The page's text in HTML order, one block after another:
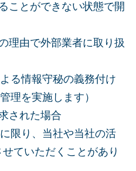
ことができない状態で開
理由で外部業者に取り扱
る情報守秘の義務付け
理を実施します）
された場合
限り、当社や当社の活
ていただくことがあり